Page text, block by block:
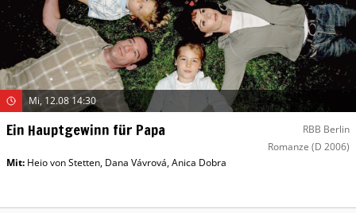
Mi, 12.08 14:30
Ein Hauptgewinn für Papa
RBB Berlin
Romanze (D 2006)
Mit: Heio von Stetten, Dana Vávrová,Anica Dobra